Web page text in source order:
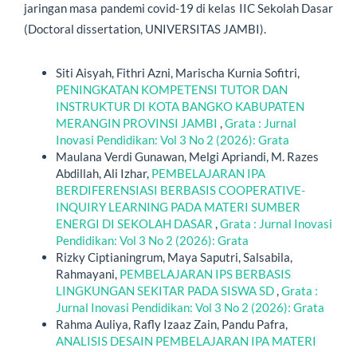
jaringan masa pandemi covid-19 di kelas IIC Sekolah Dasar
(Doctoral dissertation, UNIVERSITAS JAMBI).
Siti Aisyah, Fithri Azni, Marischa Kurnia Sofitri,
PENINGKATAN KOMPETENSI TUTOR DAN
INSTRUKTUR DI KOTA BANGKO KABUPATEN
MERANGIN PROVINSI JAMBI ,Grata : Jurnal
Inovasi Pendidikan: Vol 3 No 2 (2026): Grata
Maulana Verdi Gunawan, Melgi Apriandi, M. Razes
Abdillah, Ali Izhar, PEMBELAJARAN IPA
BERDIFERENSIASI BERBASIS COOPERATIVE-
INQUIRY LEARNING PADA MATERI SUMBER
ENERGI DI SEKOLAH DASAR ,Grata : Jurnal Inovasi
Pendidikan: Vol 3 No 2 (2026): Grata
Rizky Ciptianingrum, Maya Saputri, Salsabila,
Rahmayani, PEMBELAJARAN IPS BERBASIS
LINGKUNGAN SEKITAR PADA SISWA SD,Grata :
Jurnal Inovasi Pendidikan: Vol 3 No 2 (2026): Grata
Rahma Auliya, Rafly Izaaz Zain, Pandu Pafra,
ANALISIS DESAIN PEMBELAJARAN IPA MATERI